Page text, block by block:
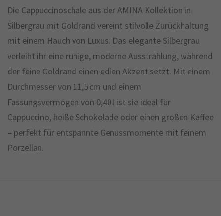
Die Cappuccinoschale aus der AMINA Kollektion in
Silbergrau mit Goldrand vereint stilvolle Zurückhaltung
mit einem Hauch von Luxus. Das elegante Silbergrau
verleiht ihr eine ruhige, moderne Ausstrahlung, während
der feine Goldrand einen edlen Akzent setzt. Mit einem
Durchmesser von 11,5 cm und einem
Fassungsvermögen von 0,40 l ist sie ideal für
Cappuccino, heiße Schokolade oder einen großen Kaffee
– perfekt für entspannte Genussmomente mit feinem
Porzellan.